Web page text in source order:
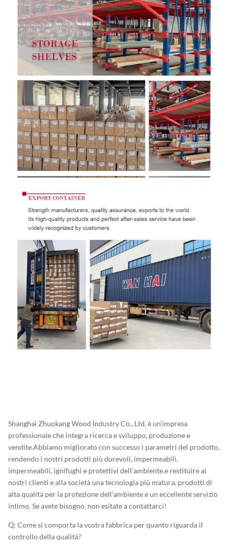
Shanghai Zhuokang Wood Industry Co., Ltd. è un'impresa
professionale che integra ricerca e sviluppo, produzione e
vendite.Abbiamo migliorato con successo i parametri del prodotto,
rendendo i nostri prodotti più durevoli, impermeabili,
impermeabili, ignifughi e protettivi dell'ambiente.e restituire ai
nostri clienti e alla società una tecnologia più matura, prodotti di
alta qualità per la protezione dell'ambiente e un eccellente servizio
intimo. Se avete bisogno, non esitate a contattarci!
Q: Come si comporta la vostra fabbrica per quanto riguarda il
controllo della qualità?